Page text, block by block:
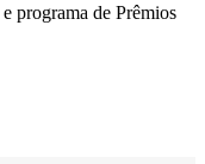
programa de Prêmios